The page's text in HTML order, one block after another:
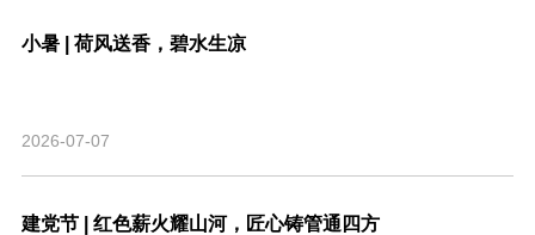
小暑 | 荷风送香，碧水生凉
2026-07-07
建党节 | 红色薪火耀山河，匠心铸管通四方